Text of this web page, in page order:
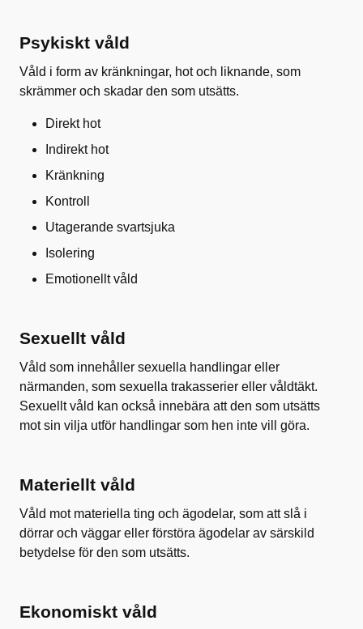
Psykiskt våld
Våld i form av kränkningar, hot och liknande, som
skrämmer och skadar den som utsätts.
Direkt hot
Indirekt hot
Kränkning
Kontroll
Utagerande svartsjuka
Isolering
Emotionellt våld
Sexuellt våld
Våld som innehåller sexuella handlingar eller
närmanden, som sexuella trakasserier eller våldtäkt.
Sexuellt våld kan också innebära att den som utsätts
mot sin vilja utför handlingar som hen inte vill göra.
Materiellt våld
Våld mot materiella ting och ägodelar, som att slå i
dörrar och väggar eller förstöra ägodelar av särskild
betydelse för den som utsätts.
Ekonomiskt våld